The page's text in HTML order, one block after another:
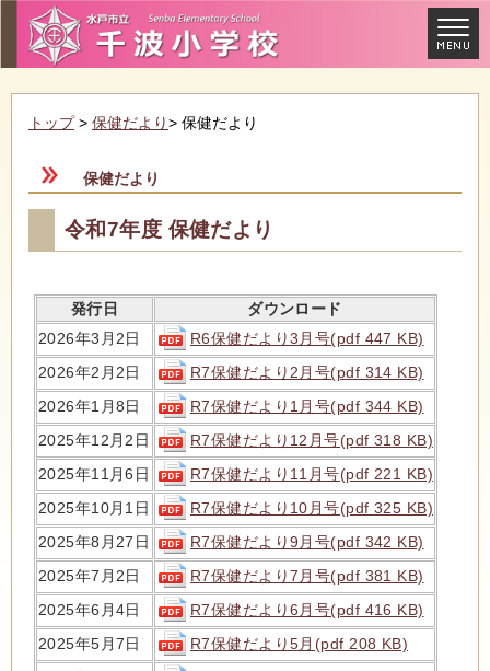
トップ> 保健だより> 保健だより
保健だより
令和7年度 保健だより
発行日
ダウンロード
2026年3月2日
R6保健だより3月号(pdf 447 KB)
2026年2月2日
R7保健だより2月号(pdf 314 KB)
2026年1月8日
R7保健だより1月号(pdf 344 KB)
2025年12月2日
R7保健だより12月号(pdf 318 KB)
2025年11月6日
R7保健だより11月号(pdf 221 KB)
2025年10月1日
R7保健だより10月号(pdf 325 KB)
2025年8月27日
R7保健だより9月号(pdf 342 KB)
2025年7月2日
R7保健だより7月号(pdf 381 KB)
2025年6月4日
R7保健だより6月号(pdf 416 KB)
2025年5月7日
R7保健だより5月(pdf 208 KB)